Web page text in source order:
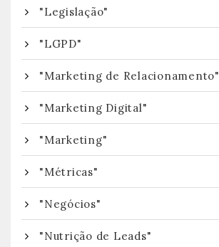
"Legislação"
"LGPD"
"Marketing de Relacionamento"
"Marketing Digital"
"Marketing"
"Métricas"
"Negócios"
"Nutrição de Leads"